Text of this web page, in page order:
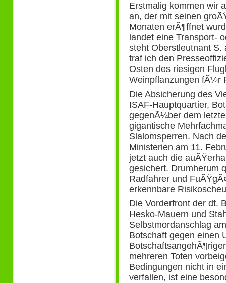
Erstmalig kommen wir
an, der mit seinen
Monaten erÃ¶ffnet
landet eine Transport-
steht Oberstleutnant
traf ich den
Osten des riesigen
Weinpflanzungen fÃ¼r
Die Absicherung des
ISAF-Hauptquartier,
gegenÃ¼ber dem
gigantische
Slalomsperren. Nach
Ministerien am 11.
jetzt auch die
gesichert. Drumherum
Radfahrer und
erkennbare
Die Vorderfront der dt.
Hesko-Mauern und
Selbstmordanschlag
Botschaft gegen einen
mehreren Toten
Bedingungen nicht in
verfallen, ist eine